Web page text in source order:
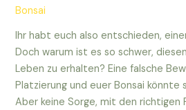
Bonsai
Ihr habt euch also entschieden,
Doch warum ist es so schwer,
Leben zu erhalten? Eine falsche
Platzierung und euer Bonsai könnte
Aber keine Sorge, mit den